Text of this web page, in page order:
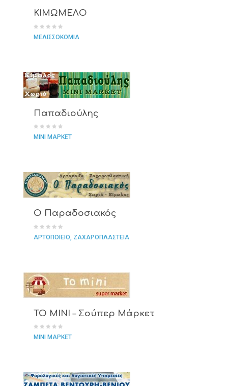
ΚΙΜΩΜΕΛΟ
ΜΕΛΙΣΣΟΚΟΜΙΑ
Παπαδιούλης
ΜΙΝΙ ΜΑΡΚΕΤ
Ο Παραδοσιακός
ΑΡΤΟΠΟΙΕΙΟ ΖΑΧΑΡΟΠΛΑΣΤΕΙΑ
TO MINI – Σούπερ Μάρκετ
ΜΙΝΙ ΜΑΡΚΕΤ